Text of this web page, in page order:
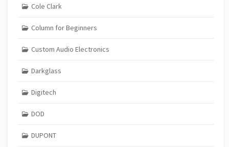
Cole Clark
Column for Beginners
Custom Audio Electronics
Darkglass
Digitech
DOD
DUPONT